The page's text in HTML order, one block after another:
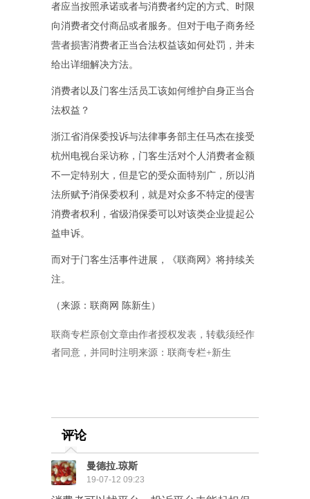
者应当按照承诺或者与消费者约定的方式、时限
向消费者交付商品或者服务。但对于电子商务经
营者损害消费者正当合法权益该如何处罚，并未
给出详细解决方法。
消费者以及门客生活员工该如何维护自身正当合
法权益？
浙江省消保委投诉与法律事务部主任马杰在接受
杭州电视台采访称，门客生活对个人消费者金额
不一定特别大，但是它的受众面特别广，所以消
法所赋予消保委权利，就是对众多不特定的侵害
消费者权利，省级消保委可以对该类企业提起公
益申诉。
而对于门客生活事件进展，《联商网》将持续关
注。
（来源：联商网 陈新生）
联商专栏原创文章由作者授权发表，转载须经作
者同意，并同时注明来源：联商专栏+新生
评论
曼德拉.琼斯
19-07-12 09:23